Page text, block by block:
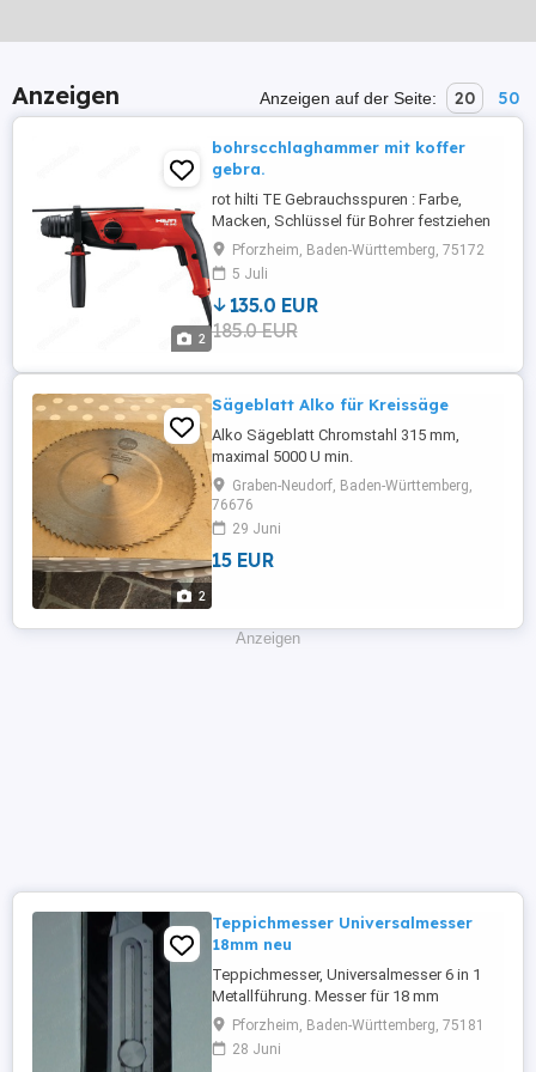
Anzeigen Anzeigen auf der Seite: 20 50
2
bohrscchlaghammer mit koffer
gebra.
rot hilti TE Gebrauchsspuren : Farbe,
Macken, Schlüssel für Bohrer festziehen
keine rücknahme inkl. mit 1bohrer stein
zzgl versandkosten i.h 13,99
Pforzheim, Baden-Württemberg, 75172
5 Juli
135.0 EUR
185.0 EUR
2
Sägeblatt Alko für Kreissäge
Alko Sägeblatt Chromstahl 315 mm,
maximal 5000 U min.
Graben-Neudorf, Baden-Württemberg,
76676
29 Juni
15 EUR
Anzeigen
Teppichmesser Universalmesser
18mm neu
Teppichmesser, Universalmesser 6 in 1
Metallführung. Messer für 18 mm
Abbrechklingen, mit sicherer Klingen
Arretierung und Feststellschraube, mit
Flaschenöffner, mit Lineal mit integrierter
Pforzheim, Baden-Württemberg, 75181
28 Juni